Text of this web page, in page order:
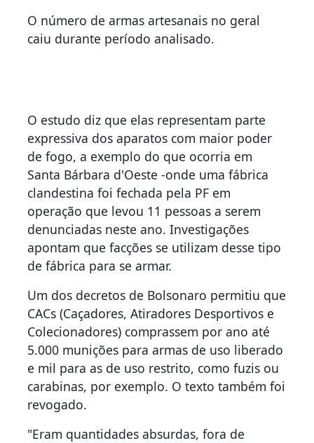
O número de armas artesanais no geral
caiu durante período analisado.
O estudo diz que elas representam parte
expressiva dos aparatos com maior poder
de fogo, a exemplo do que ocorria em
Santa Bárbara d'Oeste -onde uma fábrica
clandestina foi fechada pela PF em
operação que levou 11 pessoas a serem
denunciadas neste ano. Investigações
apontam que facções se utilizam desse tipo
de fábrica para se armar.
Um dos decretos de Bolsonaro permitiu que
CACs (Caçadores, Atiradores Desportivos e
Colecionadores) comprassem por ano até
5.000 munições para armas de uso liberado
e mil para as de uso restrito, como fuzis ou
carabinas, por exemplo. O texto também foi
revogado.
"Eram quantidades absurdas, fora de